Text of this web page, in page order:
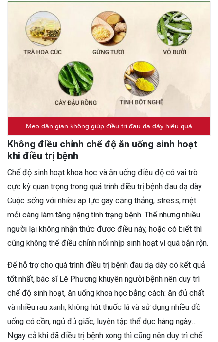
Mẹo dân gian không giúp điều trị đau dạ dày hiệu quả
Không điều chỉnh chế độ ăn uống sinh hoạt
khi điều trị bệnh
Chế độ sinh hoạt khoa học và ăn uống điều độ có vai trò
cực kỳ quan trọng trong quá trình điều trị bệnh đau dạ dày.
Cuộc sống với nhiều áp lực gây căng thẳng, stress, mệt
mỏi càng làm tăng nặng tình trạng bệnh. Thế nhưng nhiều
người lại không nhận thức được điều này, hoặc có biết thì
cũng không thể điều chỉnh nổi nhịp sinh hoạt vì quá bận rộn.
Để hỗ trợ cho quá trình điều trị bệnh đau dạ dày có kết quả
tốt nhất, bác sĩ Lê Phương khuyên người bệnh nên duy trì
chế độ sinh hoạt, ăn uống khoa học bằng cách: ăn đủ chất
và nhiều rau xanh, không hút thuốc lá và sử dụng nhiều đồ
uống có cồn, ngủ đủ giấc, luyện tập thể dục hàng ngày…
Ngay cả khi đã điều trị bệnh xong thì cũng nên duy trì chế